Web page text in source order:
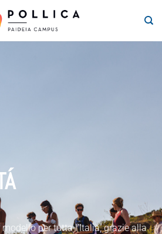
per tutta l’Italia, grazie alla